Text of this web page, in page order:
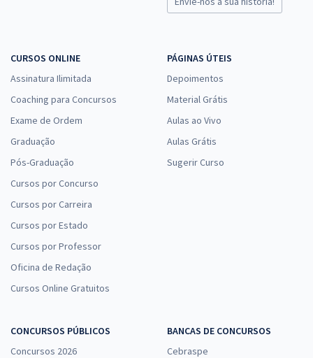
CURSOS ONLINE
Assinatura Ilimitada
Coaching para Concursos
Exame de Ordem
Graduação
Pós-Graduação
Cursos por Concurso
Cursos por Carreira
Cursos por Estado
Cursos por Professor
Oficina de Redação
Cursos Online Gratuitos
PÁGINAS ÚTEIS
Depoimentos
Material Grátis
Aulas ao Vivo
Aulas Grátis
Sugerir Curso
CONCURSOS PÚBLICOS
Concursos 2026
BANCAS DE CONCURSOS
Cebraspe